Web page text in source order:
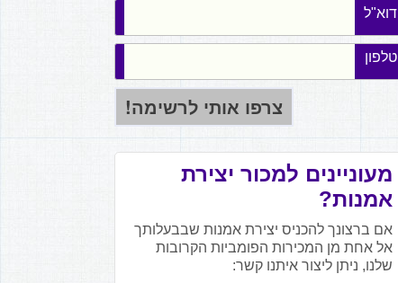
דוא"ל
טלפון
מעוניינים למכור יצירת
אמנות?
אם ברצונך להכניס יצירת אמנות שבבעלותך
אל אחת מן המכירות הפומביות הקרובות
שלנו, ניתן ליצור איתנו קשר: